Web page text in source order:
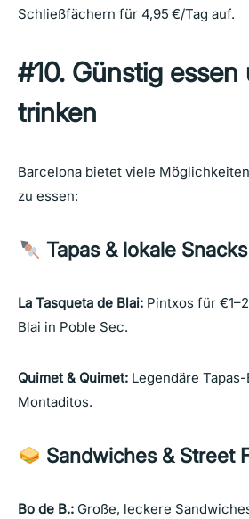
Schließfächern für 4,95 €/Tag auf.
#10. Günstig essen
trinken
Barcelona bietet viele
zu essen:
Tapas & lokale Snacks
La Tasqueta de Blai: Pintxos für
Blai in Poble Sec.
Quimet & Quimet: Legendäre
Montaditos.
Sandwiches & Street
Bo de B.: Große, leckere